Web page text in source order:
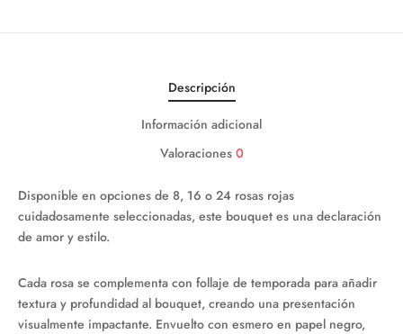
Descripción
Información adicional
Valoraciones 0
Disponible en opciones de 8, 16 o 24 rosas rojas
cuidadosamente seleccionadas, este bouquet es una declaración
de amor y estilo.
Cada rosa se complementa con follaje de temporada para añadir
textura y profundidad al bouquet, creando una presentación
visualmente impactante. Envuelto con esmero en papel negro,